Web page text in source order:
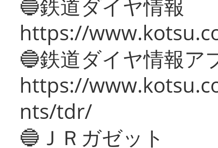
🔵鉄道ダイヤ情報
https://
🔵鉄道ダイヤ情報ア
https://
nts/tdr/
🔵ＪＲガゼット